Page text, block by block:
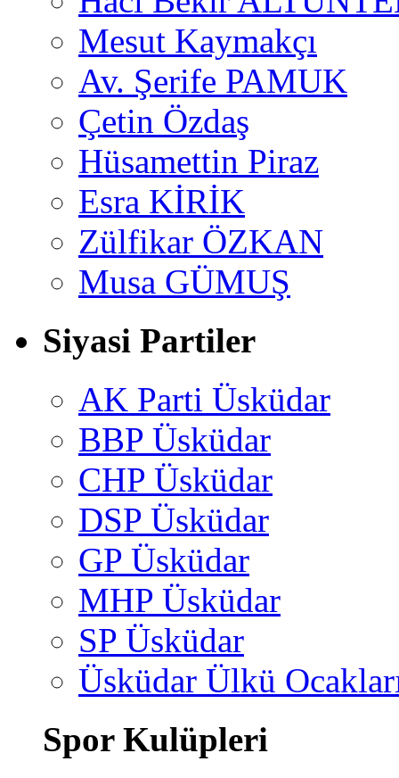
Mesut Kaymakçı
Av. Şerife PAMUK
Çetin Özdaş
Hüsamettin Piraz
Esra KİRİK
Zülfikar ÖZKAN
Musa GÜMUŞ
Siyasi Partiler
AK Parti Üsküdar
BBP Üsküdar
CHP Üsküdar
DSP Üsküdar
GP Üsküdar
MHP Üsküdar
SP Üsküdar
Üsküdar Ülkü
Spor Kulüpleri